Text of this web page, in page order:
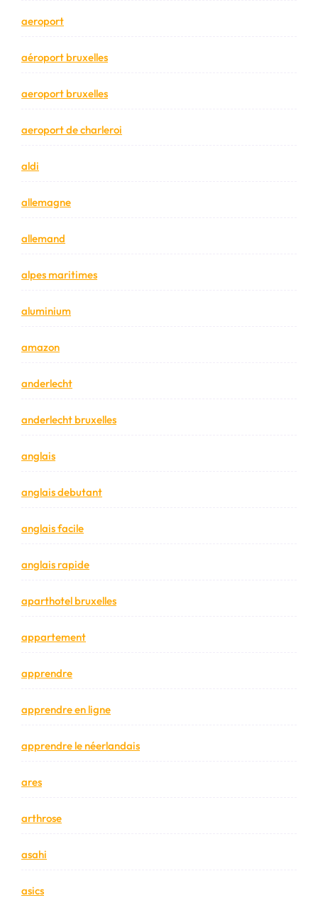
aeroport
aéroport bruxelles
aeroport bruxelles
aeroport de charleroi
aldi
allemagne
allemand
alpes maritimes
aluminium
amazon
anderlecht
anderlecht bruxelles
anglais
anglais debutant
anglais facile
anglais rapide
aparthotel bruxelles
appartement
apprendre
apprendre en ligne
apprendre le néerlandais
ares
arthrose
asahi
asics